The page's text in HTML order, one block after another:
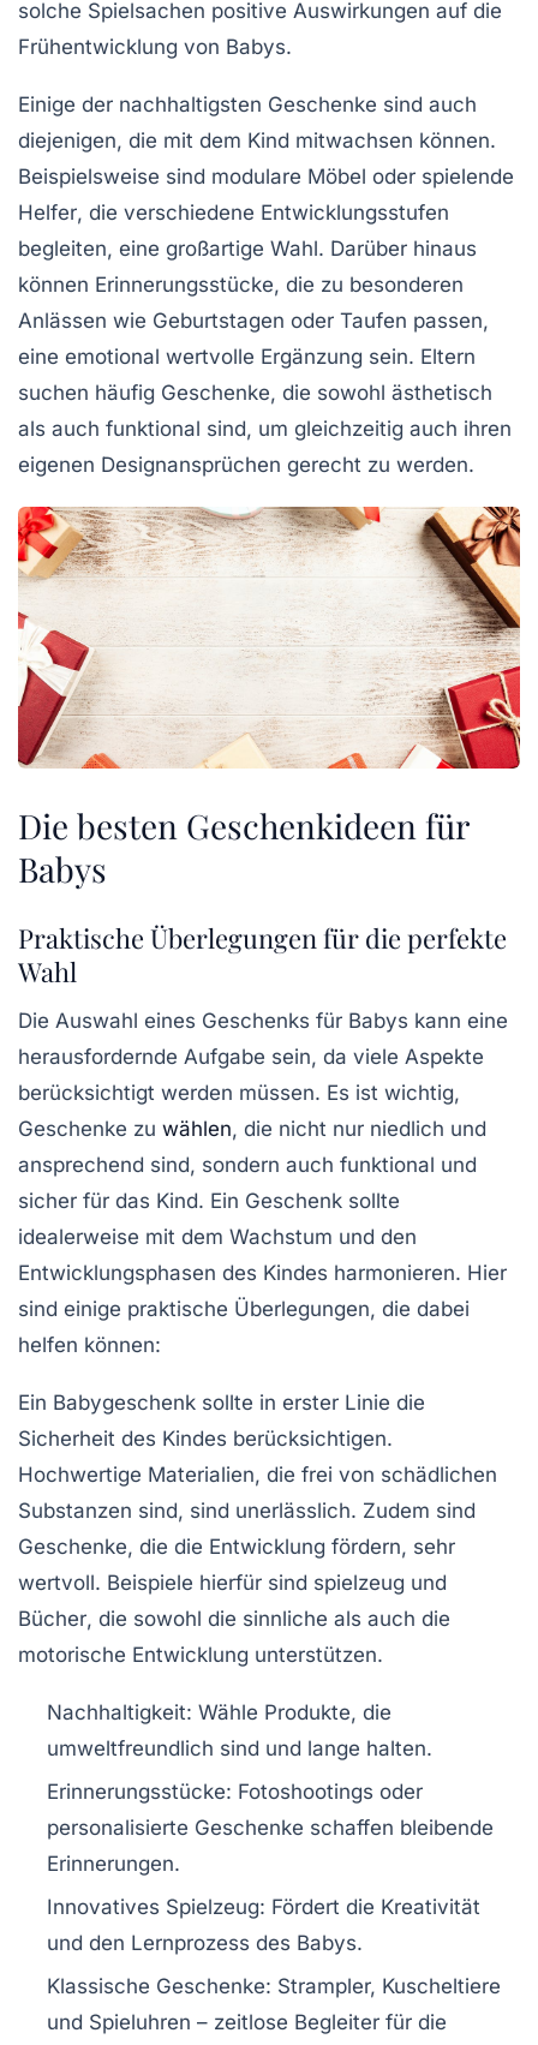
solche Spielsachen positive Auswirkungen auf die
Frühentwicklung von Babys.
Einige der nachhaltigsten Geschenke sind auch
diejenigen, die mit dem Kind mitwachsen können.
Beispielsweise sind modulare Möbel oder spielende
Helfer, die verschiedene Entwicklungsstufen
begleiten, eine großartige Wahl. Darüber hinaus
können Erinnerungsstücke, die zu besonderen
Anlässen wie Geburtstagen oder Taufen passen,
eine emotional wertvolle Ergänzung sein. Eltern
suchen häufig Geschenke, die sowohl ästhetisch
als auch funktional sind, um gleichzeitig auch ihren
eigenen Designansprüchen gerecht zu werden.
Die besten Geschenkideen für
Babys
Praktische Überlegungen für die perfekte
Wahl
Die Auswahl eines Geschenks für Babys kann eine
herausfordernde Aufgabe sein, da viele Aspekte
berücksichtigt werden müssen. Es ist wichtig,
Geschenke zu wählen, die nicht nur niedlich und
ansprechend sind, sondern auch funktional und
sicher für das Kind. Ein Geschenk sollte
idealerweise mit dem Wachstum und den
Entwicklungsphasen des Kindes harmonieren. Hier
sind einige praktische Überlegungen, die dabei
helfen können:
Ein Babygeschenk sollte in erster Linie die
Sicherheit des Kindes berücksichtigen.
Hochwertige Materialien, die frei von schädlichen
Substanzen sind, sind unerlässlich. Zudem sind
Geschenke, die die Entwicklung fördern, sehr
wertvoll. Beispiele hierfür sind spielzeug und
Bücher, die sowohl die sinnliche als auch die
motorische Entwicklung unterstützen.
Nachhaltigkeit: Wähle Produkte, die
umweltfreundlich sind und lange halten.
Erinnerungsstücke: Fotoshootings oder
personalisierte Geschenke schaffen bleibende
Erinnerungen.
Innovatives Spielzeug: Fördert die Kreativität
und den Lernprozess des Babys.
Klassische Geschenke: Strampler, Kuscheltiere
und Spieluhren – zeitlose Begleiter für die